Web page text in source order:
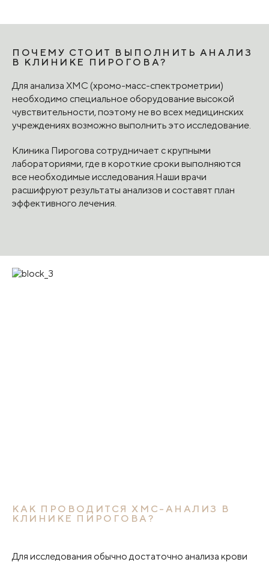
ПОЧЕМУ СТОИТ ВЫПОЛНИТЬ АНАЛИЗ
В КЛИНИКЕ ПИРОГОВА?
Для анализа ХМС (хромо-масс-спектрометрии)
необходимо специальное оборудование высокой
чувствительности, поэтому не во всех медицинских
учреждениях возможно выполнить это исследование.
Клиника Пирогова сотрудничает с крупными
лабораториями, где в короткие сроки выполняются
все необходимые исследования.Наши врачи
расшифруют результаты анализов и составят план
эффективного лечения.
КАК ПРОВОДИТСЯ ХМС-АНАЛИЗ В
КЛИНИКЕ ПИРОГОВА?
Для исследования обычно достаточно анализа крови